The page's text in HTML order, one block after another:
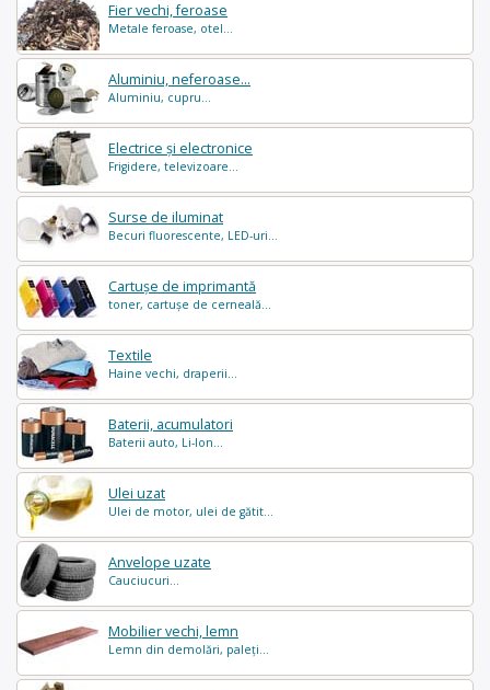
Fier vechi, feroase
Metale feroase, otel...
Aluminiu, neferoase...
Aluminiu, cupru...
Electrice și electronice
Frigidere, televizoare...
Surse de iluminat
Becuri fluorescente, LED-uri...
Cartușe de imprimantă
toner, cartușe de cerneală...
Textile
Haine vechi, draperii...
Baterii, acumulatori
Baterii auto, Li-Ion...
Ulei uzat
Ulei de motor, ulei de gătit...
Anvelope uzate
Cauciucuri...
Mobilier vechi, lemn
Lemn din demolări, paleți...